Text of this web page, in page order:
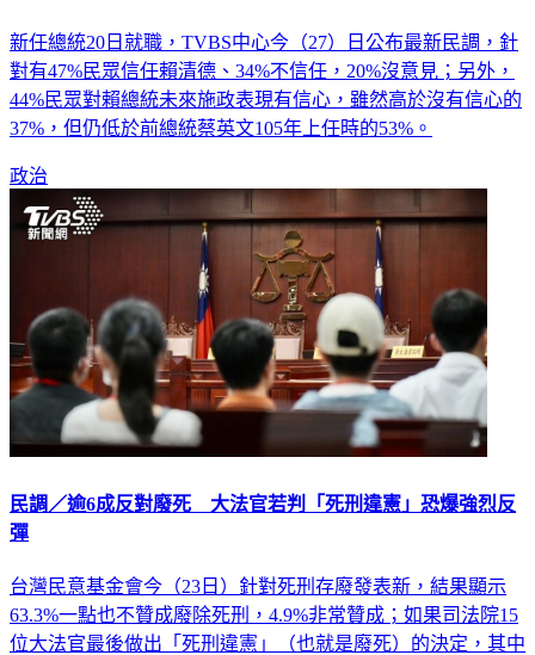
新任總統20日就職，TVBS中心今（27）日公布最新民調，針
對有47%民眾信任賴清德、34%不信任，20%沒意見；另外，
44%民眾對賴總統未來施政表現有信心，雖然高於沒有信心的
37%，但仍低於前總統蔡英文105年上任時的53%。
政治
民調／逾6成反對廢死 大法官若判「死刑違憲」恐爆強烈反
彈
台灣民意基金會今（23日）針對死刑存廢發表新，結果顯示
63.3%一點也不贊成廢除死刑，4.9%非常贊成；如果司法院15
位大法官最後做出「死刑違憲」（也就是廢死）的決定，其中